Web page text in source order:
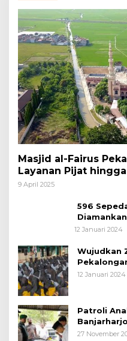
Masjid al-Fairus
Layanan Pijat
bagi Pemudik
9 April 2025
596
12 Januari 2024
Wujudkan
Kepada
12 Januari 2024
Patroli
27 November